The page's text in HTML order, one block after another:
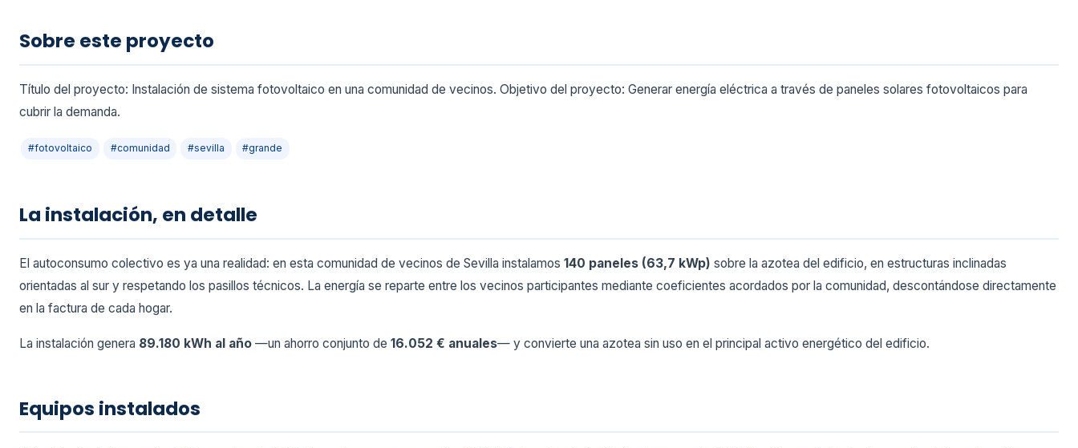
Sobre este proyecto
Título del proyecto: Instalación de sistema fotovoltaico en una comunidad de vecinos. Objetivo del proyecto: Generar energía eléctrica a través de paneles solares fotovoltaicos para
cubrir la demanda.
#fotovoltaico #comunidad #sevilla #grande
La instalación, en detalle
El autoconsumo colectivo es ya una realidad: en esta comunidad de vecinos de Sevilla instalamos 140 paneles (63,7 kWp) sobre la azotea del edificio, en estructuras inclinadas
orientadas al sur y respetando los pasillos técnicos. La energía se reparte entre los vecinos participantes mediante coeficientes acordados por la comunidad, descontándose directamente
en la factura de cada hogar.
La instalación genera 89.180 kWh al año —un ahorro conjunto de 16.052 € anuales— y convierte una azotea sin uso en el principal activo energético del edificio.
Equipos instalados